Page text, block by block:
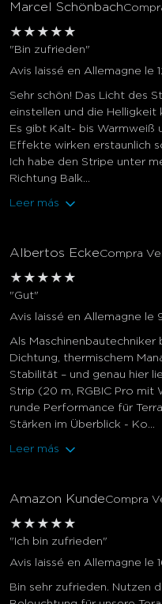
Marcel Schönbach
★ ★ ★ ★ ★
"Bin zufrieden"
Avis laissé en Allemagne le
Sehr schön! Das Licht des
einstellen und die
Es gibt Kalt- bis Warmweiß
Effekte wirken erstaunlich
Ich habe den Stripe unter
Richtung Balk...
Leer más
Albertos EckeCompra
★ ★ ★ ★ ★
"Gut"
Avis laissé en Allemagne le
Als
Dichtung, thermischem
Stabilität – und genau hier
Strip (20 m, RGBIC Pro mit
runde Performance für
Stärken im Überblick - Ko...
Leer más
Amazon KundeCompra
★ ★ ★ ★ ★
"Ich bin zufrieden"
Avis laissé en Allemagne le
Bin sehr zufrieden. Nutzen